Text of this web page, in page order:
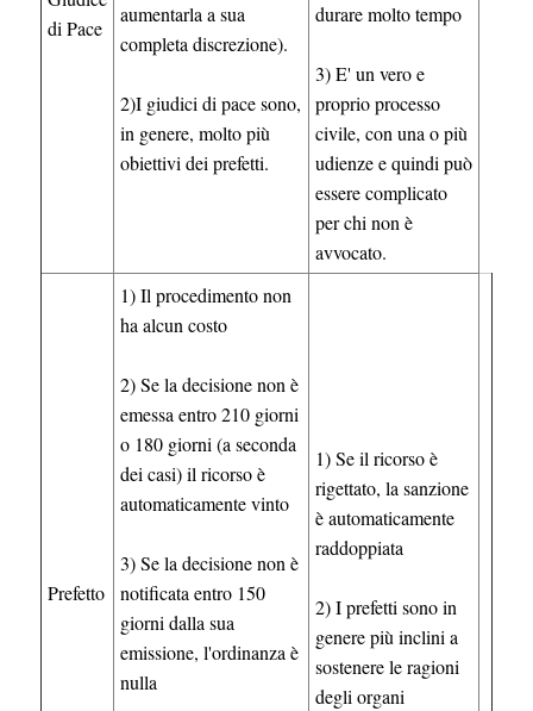
di Pace
aumentarla a sua
completa discrezione).
2)I giudici di pace sono,
in genere, molto più
obiettivi dei prefetti.
durare molto tempo
3) E' un vero e
proprio processo
civile, con una o più
udienze e quindi può
essere complicato
per chi non è
avvocato.
Prefetto
1) Il procedimento non
ha alcun costo
2) Se la decisione non è
emessa entro 210 giorni
o 180 giorni (a seconda
dei casi) il ricorso è
automaticamente vinto
3) Se la decisione non è
notificata entro 150
giorni dalla sua
emissione, l'ordinanza è
nulla
1) Se il ricorso è
rigettato, la sanzione
è automaticamente
raddoppiata
2) I prefetti sono in
genere più inclini a
sostenere le ragioni
degli organi